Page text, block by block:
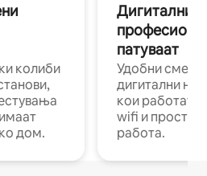
колиби
дом.
Дигитални
патуваат
Удобни
дигитални
кои работат
wifi и
работа.